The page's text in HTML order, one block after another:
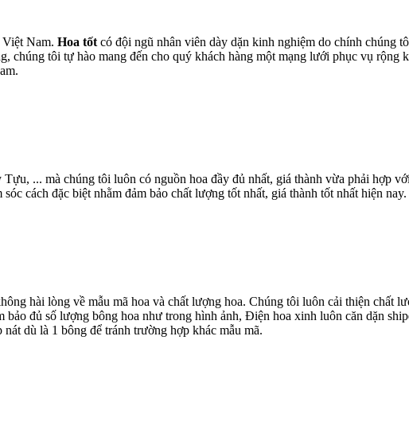
Nam. Hoa tốt có đội ngũ nhân viên dày dặn kinh nghiệm do chính chúng
chúng tôi tự hào mang đến cho quý khách hàng một mạng lưới phục vụ rộng
... mà chúng tôi luôn có nguồn hoa đầy đủ nhất, giá thành vừa phải hợp
cách đặc biệt nhằm đảm bảo chất lượng tốt nhất, giá thành tốt nhất hiện nay.
hài lòng về mẫu mã hoa và chất lượng hoa. Chúng tôi luôn cải thiện chất
đủ số lượng bông hoa như trong hình ảnh, Điện hoa xinh luôn căn dặn
dù là 1 bông để tránh trường hợp khác mẫu mã.